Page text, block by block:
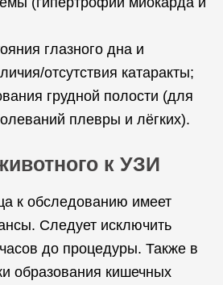
глазного дна и
отсутствия катаракты;
грудной полости (для
плевры и лёгких).
к УЗИ
к обследованию имеет
Следует исключить
до процедуры. Также в
образования кишечных